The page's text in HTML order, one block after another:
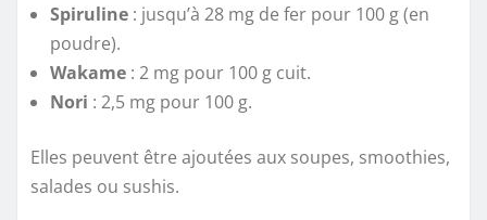
Spiruline : jusqu’à 28 mg de fer pour 100 g (en
poudre).
Wakame : 2 mg pour 100 g cuit.
Nori : 2,5 mg pour 100 g.
Elles peuvent être ajoutées aux soupes, smoothies,
salades ou sushis.